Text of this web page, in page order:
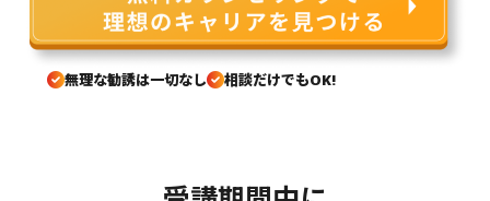
無理な勧誘は一切なし 相談だけでもOK!